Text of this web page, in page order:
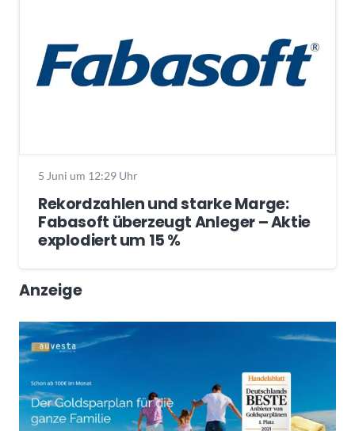
5 Juni um 12:29 Uhr
Rekordzahlen und starke Marge:
Fabasoft überzeugt Anleger – Aktie
explodiert um 15 %
Anzeige